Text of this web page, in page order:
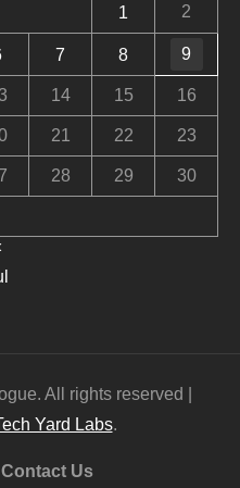
1 2
7 8 9
14 15 16
21 22 23
28 29 30
All rights reserved |
Yard Labs.
Contact Us